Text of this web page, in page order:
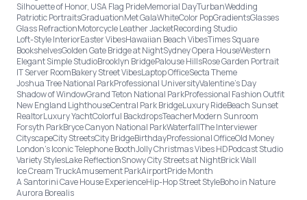
Silhouette of Honor, USA Flag PrideMemorial DayTurbanWedding
Patriotic PortraitsGraduationMet GalaWhiteColor PopGradientsGlasses
Glass RefractionMotorcycle Leather JacketRecording Studio
Loft-Style InteriorEaster VibesHawaiian Beach VibesTimes Square
BookshelvesGolden Gate Bridge at NightSydney Opera HouseWestern
Elegant Simple StudioBrooklyn BridgePalouse HillsRose Garden Portrait
IT Server RoomBakery Street VibesLaptop OfficeSecta Theme
Joshua Tree National ParkProfessional UniversityValentine's Day
Shadow of WindowGrand Teton National ParkProfessional Fashion Outfit
New England LighthouseCentral Park BridgeLuxury RideBeach Sunset
RealtorLuxury YachtColorful BackdropsTeacherModern Sunroom
Forsyth ParkBryce Canyon National ParkWaterfallThe Interviewer
CityscapeCity StreetsCity BridgeBirthdayProfessional OfficeOld Money
London’s Iconic Telephone BoothJolly Christmas Vibes HDPodcast Studio
Variety StylesLake ReflectionSnowy City Streets at NightBrick Wall
Ice Cream TruckAmusement ParkAirportPride Month
A Santorini Cave House ExperienceHip-Hop Street StyleBoho in Nature
Aurora Borealis